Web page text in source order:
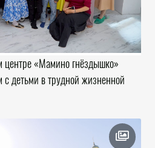
центре «Мамино гнёздышко»
детьми в трудной жизненной